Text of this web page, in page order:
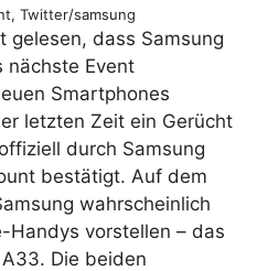
Twitter/samsung
gelesen, dass Samsung
nächste Event
Smartphones
letzten Zeit ein Gerücht
durch Samsung
bestätigt. Auf dem
wahrscheinlich
Handys vorstellen – das
Die beiden